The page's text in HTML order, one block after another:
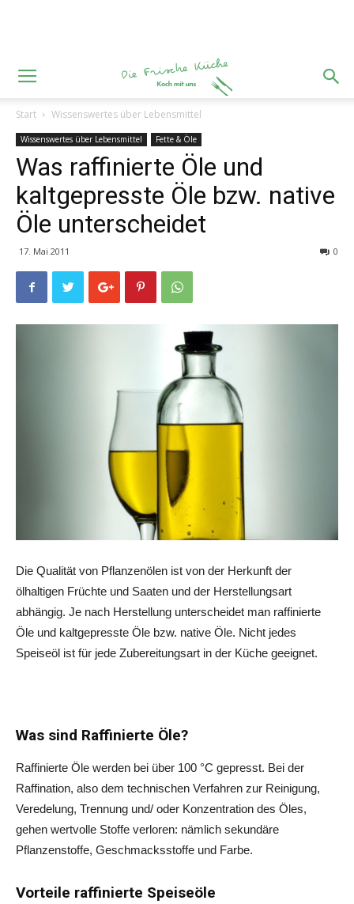
Start Wissenswertes über Lebensmittel
Wissenswertes über Lebensmittel Fette & Öle
Was raffinierte Öle und
kaltgepresste Öle bzw. native
Öle unterscheidet
17. Mai 2011 0
Die Qualität von Pflanzenölen ist von der Herkunft der
ölhaltigen Früchte und Saaten und der Herstellungsart
abhängig. Je nach Herstellung unterscheidet man raffinierte
Öle und kaltgepresste Öle bzw. native Öle. Nicht jedes
Speiseöl ist für jede Zubereitungsart in der Küche geeignet.
Was sind Raffinierte Öle?
Raffinierte Öle werden bei über 100 °C gepresst. Bei der
Raffination, also dem technischen Verfahren zur Reinigung,
Veredelung, Trennung und/ oder Konzentration des Öles,
gehen wertvolle Stoffe verloren: nämlich sekundäre
Pflanzenstoffe, Geschmacksstoffe und Farbe.
Vorteile raffinierte Speiseöle